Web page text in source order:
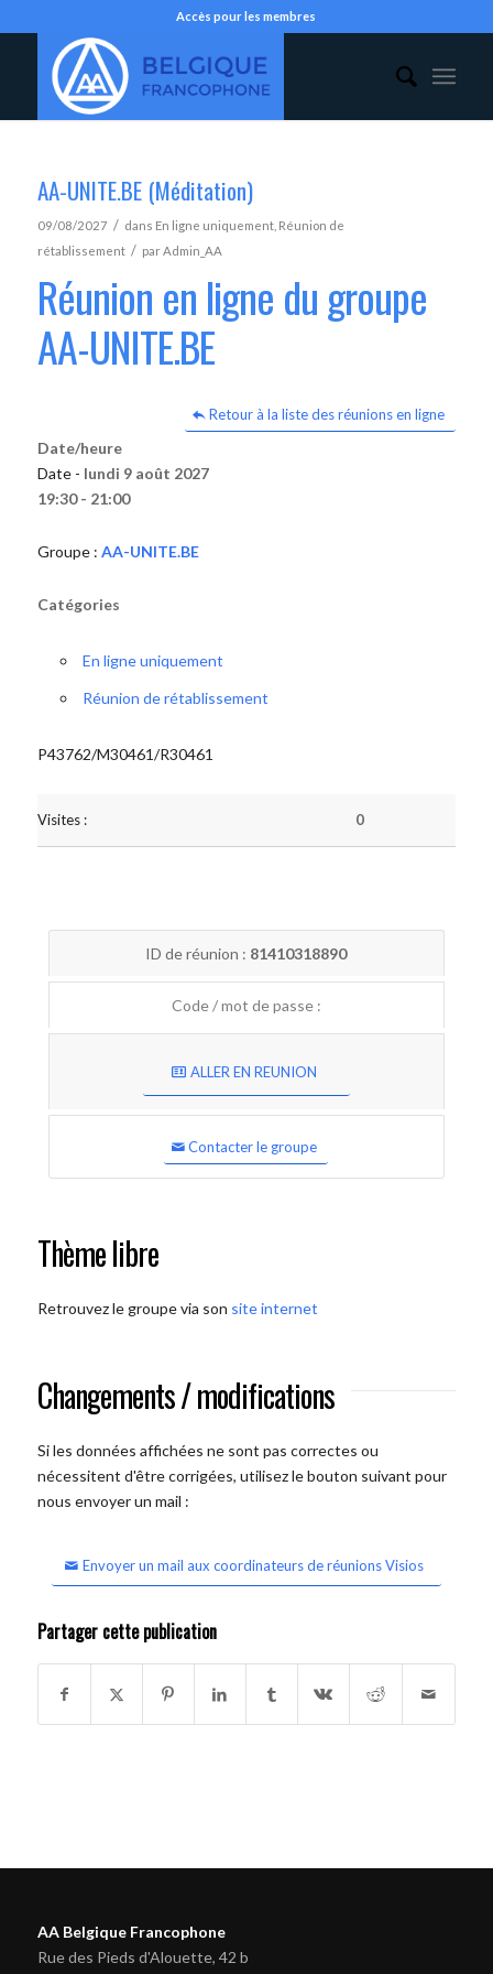
Accès pour les membres
AA-UNITE.BE (Méditation)
09/08/2027 / dans En ligne uniquement, Réunion de
rétablissement / parAdmin_AA
Réunion en ligne du groupe
AA-UNITE.BE
Retour à la liste des réunions en ligne
Date/heure
Date - lundi 9 août 2027
19:30 - 21:00
Groupe : AA-UNITE.BE
Catégories
En ligne uniquement
Réunion de rétablissement
P43762/M30461/R30461
Visites : 0
ID de réunion : 81410318890
Code / mot de passe :
ALLER EN REUNION
Contacter le groupe
Thème libre
Retrouvez le groupe via son site internet
Changements / modifications
Si les données affichées ne sont pas correctes ou
nécessitent d'être corrigées, utilisez le bouton suivant pour
nous envoyer un mail :
Envoyer un mail aux coordinateurs de réunions Visios
Partager cette publication
AA Belgique Francophone
Rue des Pieds d'Alouette, 42 b